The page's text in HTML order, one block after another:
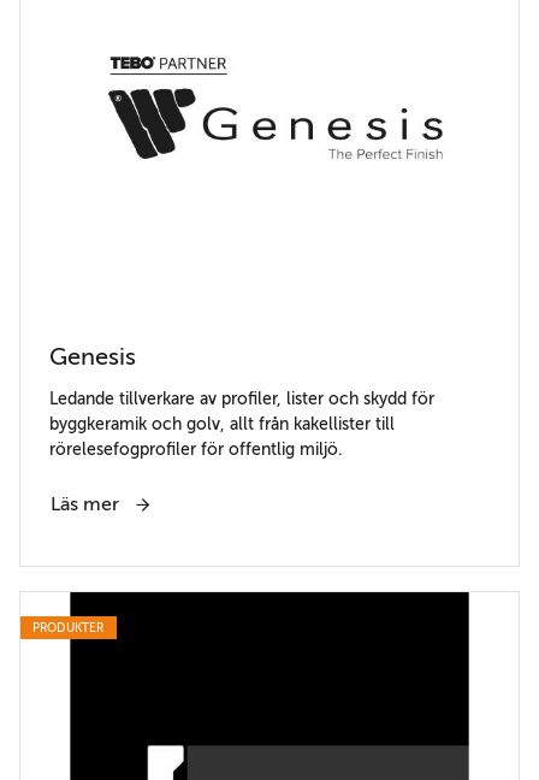
Genesis
Ledande tillverkare av profiler, lister och skydd för
byggkeramik och golv, allt från kakellister till
rörelesefogprofiler för offentlig miljö.
Läs mer
PRODUKTER